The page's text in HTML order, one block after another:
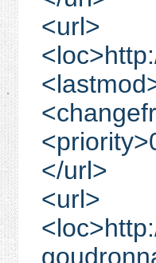
<url>
</url>
<url>